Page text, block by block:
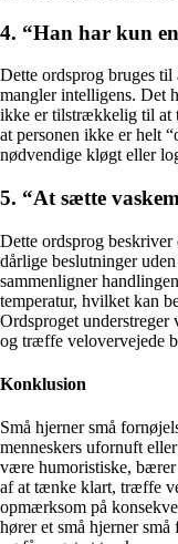
4. “Han har kun
Dette ordsprog bruges
mangler intelligens. Det
ikke er tilstrækkelig til at
at personen ikke er helt
nødvendige kløgt eller
5. “At sætte
Dette ordsprog beskriver
dårlige beslutninger
sammenligner
temperatur, hvilket kan
Ordsproget
og træffe velovervejede
Konklusion
Små hjerner små
menneskers ufornuft
være humoristiske, bærer
af at tænke klart, træffe
opmærksom på
hører et små hjerner